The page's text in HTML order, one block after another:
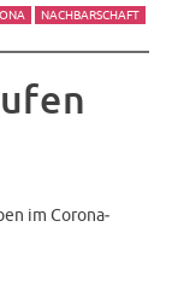
NACHBARSCHAFT
im Corona‐